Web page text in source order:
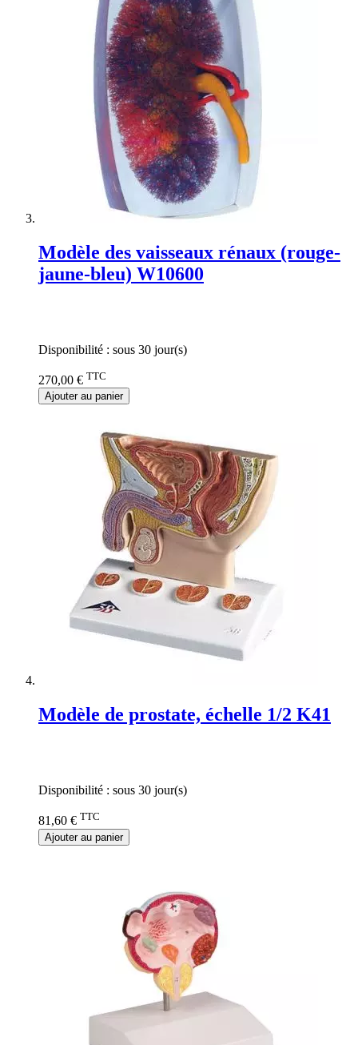
Modèle des vaisseaux rénaux (rouge-
jaune-bleu) W10600
Disponibilité : sous 30 jour(s)
270,00 € TTC
Ajouter au panier
Modèle de prostate, échelle 1/2 K41
Disponibilité : sous 30 jour(s)
81,60 € TTC
Ajouter au panier